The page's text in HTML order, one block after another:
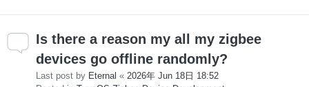
Is there a reason my all my zigbee
devices go offline randomly?
Last post by Eternal « 2026年 Jun 18日 18:52